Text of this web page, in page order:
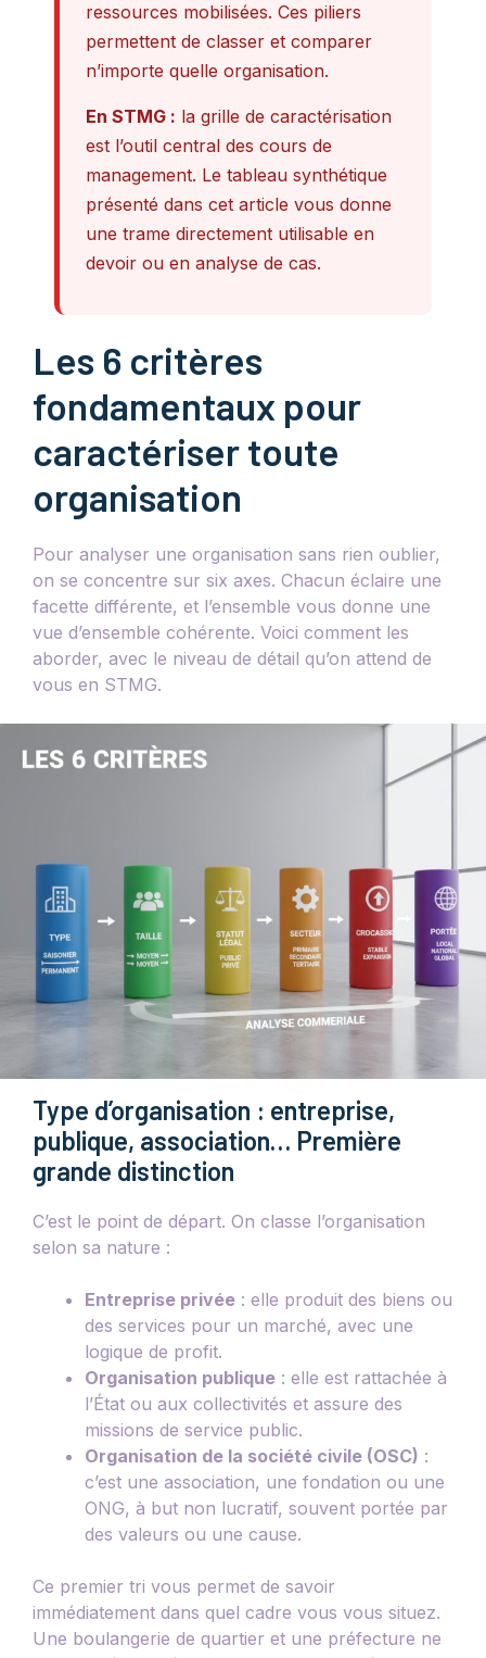
ressources mobilisées. Ces piliers
permettent de classer et comparer
n’importe quelle organisation.
En STMG : la grille de caractérisation
est l’outil central des cours de
management. Le tableau synthétique
présenté dans cet article vous donne
une trame directement utilisable en
devoir ou en analyse de cas.
Les 6 critères
fondamentaux pour
caractériser toute
organisation
Pour analyser une organisation sans rien oublier,
on se concentre sur six axes. Chacun éclaire une
facette différente, et l’ensemble vous donne une
vue d’ensemble cohérente. Voici comment les
aborder, avec le niveau de détail qu’on attend de
vous en STMG.
Type d’organisation : entreprise,
publique, association… Première
grande distinction
C’est le point de départ. On classe l’organisation
selon sa nature :
Entreprise privée : elle produit des biens ou
des services pour un marché, avec une
logique de profit.
Organisation publique : elle est rattachée à
l’État ou aux collectivités et assure des
missions de service public.
Organisation de la société civile (OSC) :
c’est une association, une fondation ou une
ONG, à but non lucratif, souvent portée par
des valeurs ou une cause.
Ce premier tri vous permet de savoir
immédiatement dans quel cadre vous vous situez.
Une boulangerie de quartier et une préfecture ne